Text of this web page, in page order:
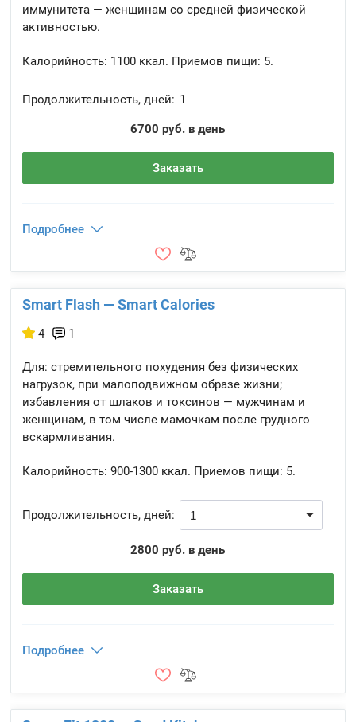
иммунитета — женщинам со средней физической
активностью.
Калорийность: 1100 ккал. Приемов пищи: 5.
Продолжительность, дней: 1
6700 руб. в день
Заказать
Подробнее
Smart Flash — Smart Calories
4 1
Для: стремительного похудения без физических
нагрузок, при малоподвижном образе жизни;
избавления от шлаков и токсинов — мужчинам и
женщинам, в том числе мамочкам после грудного
вскармливания.
Калорийность: 900-1300 ккал. Приемов пищи: 5.
Продолжительность, дней:
2800 руб. в день
Заказать
Подробнее